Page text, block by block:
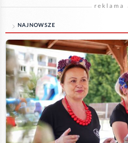
reklama
NAJNOWSZE